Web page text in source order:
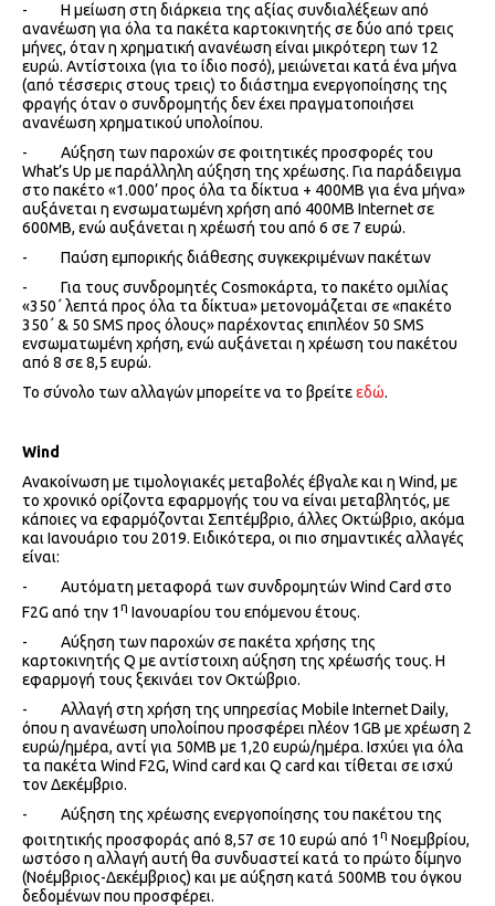
- Η μείωση στη διάρκεια της αξίας συνδιαλέξεων από
ανανέωση για όλα τα πακέτα καρτοκινητής σε δύο από τρεις
μήνες, όταν η χρηματική ανανέωση είναι μικρότερη των 12
ευρώ. Αντίστοιχα (για το ίδιο ποσό), μειώνεται κατά ένα μήνα
(από τέσσερις στους τρεις) το διάστημα ενεργοποίησης της
φραγής όταν ο συνδρομητής δεν έχει πραγματοποιήσει
ανανέωση χρηματικού υπολοίπου.
- Αύξηση των παροχών σε φοιτητικές προσφορές του
What’s Up με παράλληλη αύξηση της χρέωσης. Για παράδειγμα
στο πακέτο «1.000’ προς όλα τα δίκτυα + 400ΜΒ για ένα μήνα»
αυξάνεται η ενσωματωμένη χρήση από 400ΜΒ Internet σε
600ΜΒ, ενώ αυξάνεται η χρέωσή του από 6 σε 7 ευρώ.
- Παύση εμπορικής διάθεσης συγκεκριμένων πακέτων
- Για τους συνδρομητές Cosmoκάρτα, το πακέτο ομιλίας
«350΄ λεπτά προς όλα τα δίκτυα» μετονομάζεται σε «πακέτο
350΄ & 50 SMS προς όλους» παρέχοντας επιπλέον 50 SMS
ενσωματωμένη χρήση, ενώ αυξάνεται η χρέωση του πακέτου
από 8 σε 8,5 ευρώ.
Το σύνολο των αλλαγών μπορείτε να το βρείτεεδώ.
Wind
Ανακοίνωση με τιμολογιακές μεταβολές έβγαλε και η Wind, με
το χρονικό ορίζοντα εφαρμογής του να είναι μεταβλητός, με
κάποιες να εφαρμόζονται Σεπτέμβριο, άλλες Οκτώβριο, ακόμα
και Ιανουάριο του 2019. Ειδικότερα, οι πιο σημαντικές αλλαγές
είναι:
- Αυτόματη μεταφορά των συνδρομητών Wind Card στο
F2G από την 1η Ιανουαρίου του επόμενου έτους.
- Αύξηση των παροχών σε πακέτα χρήσης της
καρτοκινητής Q με αντίστοιχη αύξηση της χρέωσής τους. Η
εφαρμογή τους ξεκινάει τον Οκτώβριο.
- Αλλαγή στη χρήση της υπηρεσίας Mobile Internet Daily,
όπου η ανανέωση υπολοίπου προσφέρει πλέον 1GB με χρέωση 2
ευρώ/ημέρα, αντί για 50ΜΒ με 1,20 ευρώ/ημέρα. Ισχύει για όλα
τα πακέτα Wind F2G, Wind card και Q card και τίθεται σε ισχύ
τον Δεκέμβριο.
- Αύξηση της χρέωσης ενεργοποίησης του πακέτου της
φοιτητικής προσφοράς από 8,57 σε 10 ευρώ από 1η Νοεμβρίου,
ωστόσο η αλλαγή αυτή θα συνδυαστεί κατά το πρώτο δίμηνο
(Νοέμβριος-Δεκέμβριος) και με αύξηση κατά 500MB του όγκου
δεδομένων που προσφέρει.